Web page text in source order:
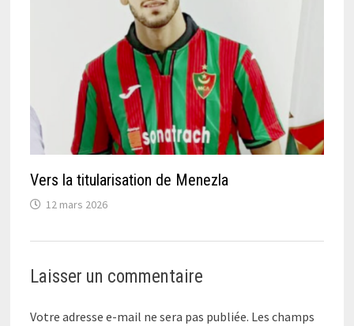
Vers la titularisation de Menezla
12 mars 2026
Laisser un commentaire
Votre adresse e-mail ne sera pas publiée. Les champs